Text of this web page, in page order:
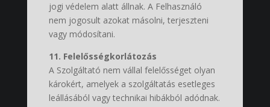
jogi védelem alatt állnak. A Felhasználó
nem jogosult azokat másolni, terjeszteni
vagy módosítani.
11. Felelősségkorlátozás
A Szolgáltató nem vállal felelősséget olyan
károkért, amelyek a szolgáltatás esetleges
leállásából vagy technikai hibákból adódnak.